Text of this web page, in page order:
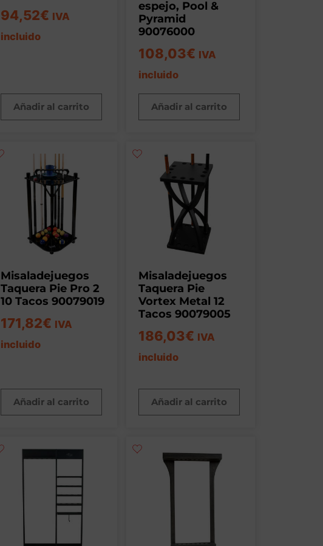
94,52€ IVA
incluido
Añadir al carrito
espejo, Pool &
Pyramid
90076000
108,03€ IVA
incluido
Añadir al carrito
Misaladejuegos
Taquera Pie Pro 2
10 Tacos 90079019
171,82€ IVA
incluido
Añadir al carrito
Misaladejuegos
Taquera Pie
Vortex Metal 12
Tacos 90079005
186,03€ IVA
incluido
Añadir al carrito